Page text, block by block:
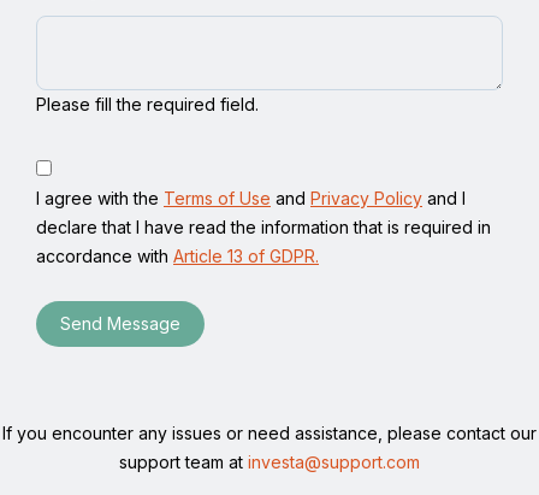
Please fill the required field.
I agree with the Terms of Use and Privacy Policy and I
declare that I have read the information that is required in
accordance with Article 13 of GDPR.
Send Message
If you encounter any issues or need assistance, please contact our
support team at investa@support.com